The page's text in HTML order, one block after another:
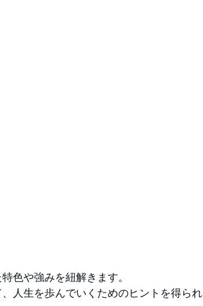
色や強みを紐解きます。
人生を歩んでいくためのヒントを得られ